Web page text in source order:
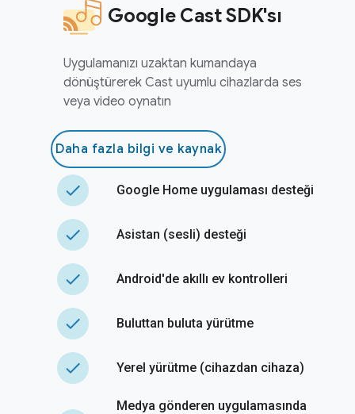
Google Cast SDK'sı
Uygulamanızı uzaktan kumandaya
dönüştürerek Cast uyumlu cihazlarda ses
veya video oynatın
Daha fazla bilgi ve kaynak
done Google Home uygulaması desteği
done Asistan (sesli) desteği
done Android'de akıllı ev kontrolleri
done Buluttan buluta yürütme
done Yerel yürütme (cihazdan cihaza)
Medya gönderen uygulamasında